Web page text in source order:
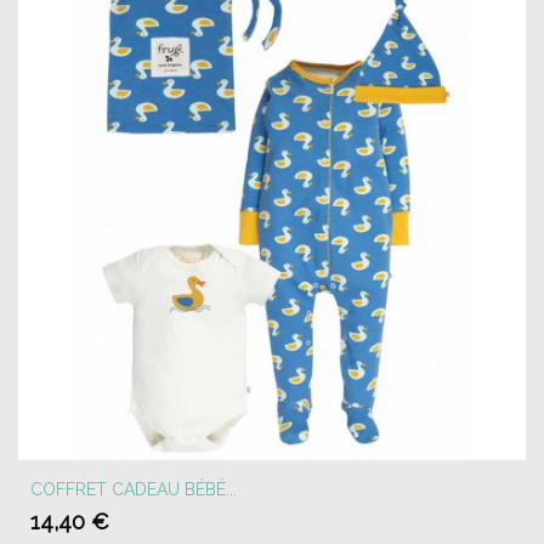
COFFRET CADEAU BÉBÉ...
14,40 €